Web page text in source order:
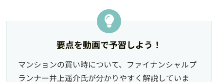
要点を動画で予習しよう！
マンションの買い時について、ファイナンシャルプ
ランナー井上遥介氏が分かりやすく解説していま